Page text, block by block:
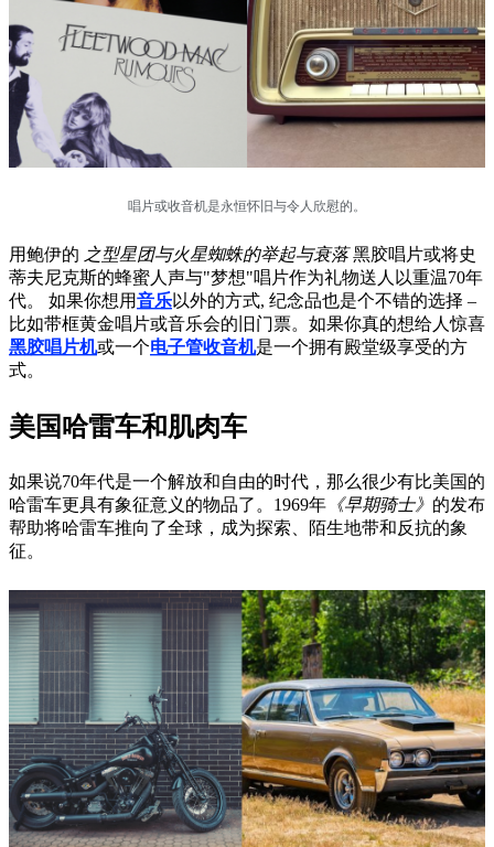
唱片或收音机是永恒怀旧与令人欣慰的。
用鲍伊的 之型星团与火星蜘蛛的举起与衰落黑胶唱片或将史
蒂夫尼克斯的蜂蜜人声与"梦想"唱片作为礼物送人以重温70年
代。 如果你想用音乐以外的方式, 纪念品也是个不错的选择 –
比如带框黄金唱片或音乐会的旧门票。如果你真的想给人惊喜
黑胶唱片机或一个电子管收音机是一个拥有殿堂级享受的方
式。
美国哈雷车和肌肉车
如果说70年代是一个解放和自由的时代，那么很少有比美国的
哈雷车更具有象征意义的物品了。1969年 《早期骑士》 的发布
帮助将哈雷车推向了全球，成为探索、陌生地带和反抗的象
征。